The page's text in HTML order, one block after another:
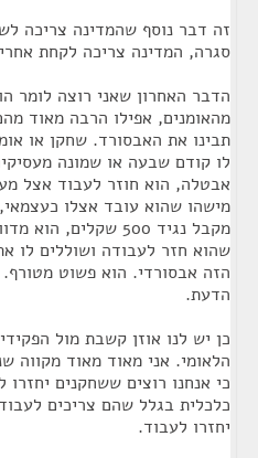
זה דבר נוסף שהמדינה צריכה
סגרה, המדינה צריכה לקחת
הדבר האחרון שאני רוצה לומר
מהאומנים, אפילו הרבה מאוד
תבינו את האבסורד. שחקן או
לו קודם שבעה או שמונה
אבטלה, הוא חוזר לעבוד אצל
מישהו שהוא עובד אצלו
מקבל נגיד 500
שהוא חזר לעבודה ושוללים לו
הזה אבסורדי. הוא פשוט
הדעת.
כן יש לנו אוזן קשבת מול
הלאומי. אני מאוד מאוד מקווה
כי אנחנו רוצים ששחקנים
כלכלית בגלל שהם צריכים
יחזרו לעבוד.